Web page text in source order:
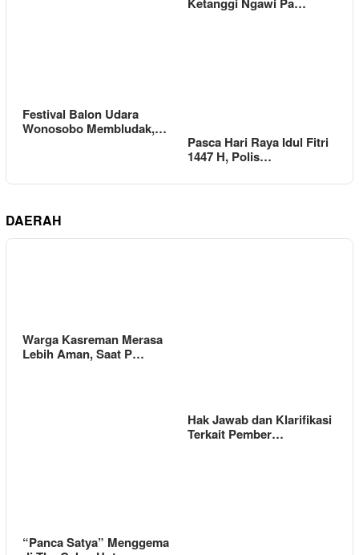
Festival Balon Udara
Wonosobo Membludak,…
Pasca Hari Raya Idul Fitri
1447 H, Polis…
DAERAH
Warga Kasreman Merasa
Lebih Aman, Saat P…
Hak Jawab dan Klarifikasi
Terkait Pember…
“Panca Satya” Menggema